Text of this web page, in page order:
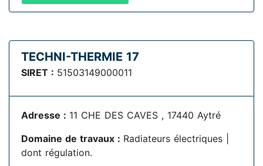
TECHNI-THERMIE 17
SIRET : 51503149000011
Adresse : 11 CHE DES CAVES , 17440 Aytré
Domaine de travaux : Radiateurs électriques |
dont régulation.